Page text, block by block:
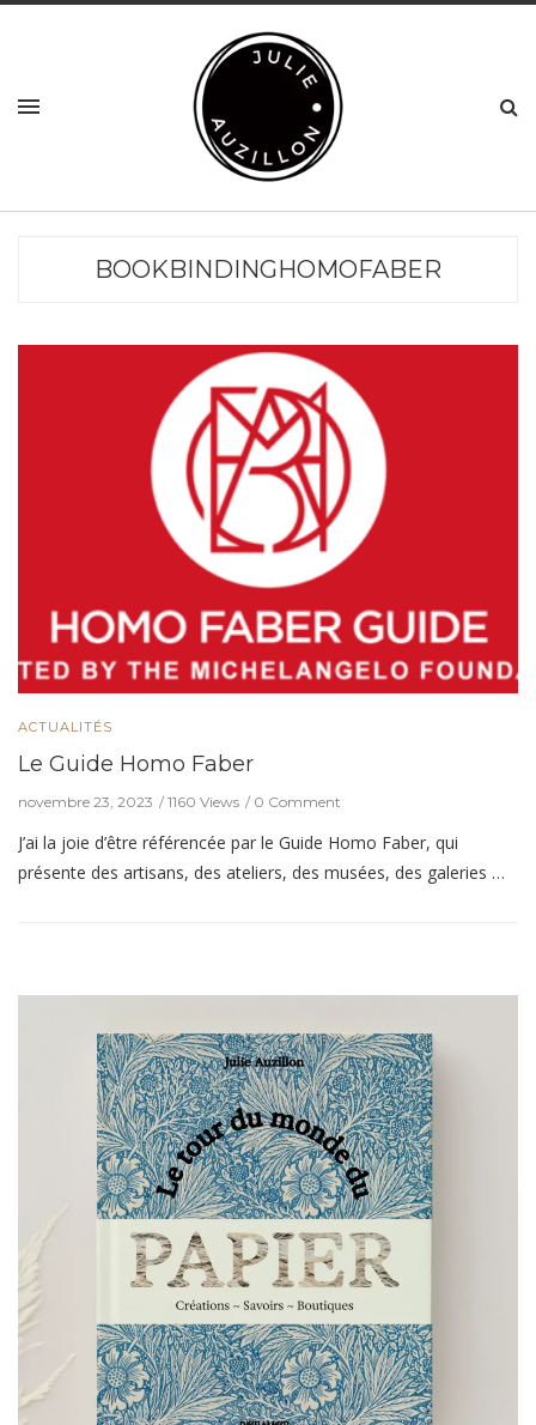
BOOKBINDINGHOMOFABER
ACTUALITÉS
Le Guide Homo Faber
novembre 23, 2023 1160 Views 0 Comment
J’ai la joie d’être référencée par le Guide Homo Faber, qui
présente des artisans, des ateliers, des musées, des galeries …